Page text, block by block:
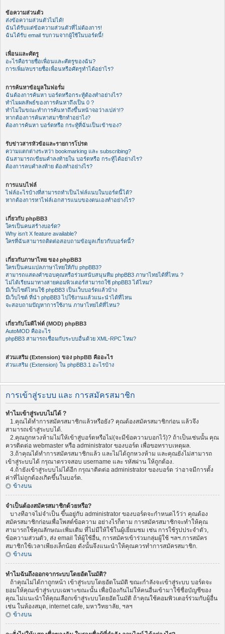
ข้อความส่วนตัว
ส่งข้อความส่วนตัวไม่ได้!
ฉันได้รับแต่ข้อความส่วนตัวที่ไม่ต้องการ!
ฉันได้รับ email รบกวนจากผู้ใช้ในบอร์ดนี้!
เพื่อนและศัตรู
อะไรคือรายชื่อเพื่อนและศัตรูของฉัน?
การเพิ่ม/ลบรายชื่อเพื่อนหรือศัตรูทำได้อย่าไร?
การค้นหาข้อมูลในฟอรั่ม
ฉันต้องการค้นหา บอร์ดหรือกระทู้ต้องทำอย่างไร?
ทำไมผลลัพธ์ของการค้นหาถึงเป็น 0 ?
ทำไมในขณะทำการค้นหาถึงขึ้นหน้าจอว่างเปล่า!?
หากต้องการค้นหาสมาชิกทำอย่าไง?
ต้องการค้นหา บอร์ดหรือ กระทู้ที่ฉันเป็นเข้าของ?
รับข่าวสารหัวข้อและรายการโปรด
ความแตกต่างระหว่า bookmarking และ subscribing?
ฉันสามารถเขียนคำลงท้ายใน บอร์ดหรือ กระทู้ได้อย่างไร?
ต้องการลบคำลงท้าย ต้องทำอย่างไร?
การแนบไฟล์
ไฟล์อะไรบ้างที่สามารถทำเป็นไฟล์แนบในบอร์ดนี้ได้?
หากต้องการหาไฟล์เอกสารแนบของตนเองทำอย่างไร?
เกี่ยวกับ phpBB3
ใครเป็นคนสร้างบอร์ด?
Why isn’t X feature available?
ใครที่ฉันสามารถติดต่อสอบถามข้อมูลเกี่ยวกับบอร์ดนี้?
เกี่ยวกับภาษาไทย ของ phpBB3
ใครเป็นคนแปลภาษาไทยให้กับ phpBB3?
สามารถแสดงคำขอบคุณหรือร่วมสนับสนุนทีม phpBB3 ภาษาไทยได้ที่ไหน ?
ไม่ได้เรียนมาทางสายคอมพิวเตอร์สามารถใช้ phpBB3 ได้ไหม?
มีเว็บไซต์ไหนใช้ phpBB3 เป็นเว็บบอร์ดแล้วบ้าง
มีเว็บไซต์ ที่นำ phpBB3 ไปใช้งานแล้วแนะนำได้ที่ไหน
จะสอบถามปัญหาการใช้งาน ภาษาไทยได้ที่ไหน?
เกี่ยวกับโมดิไฟด์ (MOD) phpBB3
AutoMOD คืออะไร
phpBB3 สามารถเชื่อมกับระบบอื่นด้วย XML-RPC ไหม?
ส่วนเสริม (Extension) ของ phpBB คืออะไร
ส่วนเสริม (Extension) ใน phpBB3.1 อะไรบ้าง
การเข้าสู่ระบบ และ การสมัครสมาชิก
ทำไมเข้าสู่ระบบไม่ได้ ?
1.คุณได้ทำการสมัครสมาชิกแล้วหรือยัง? คุณต้องสมัครสมาชิกก่อน แล้วจึง
สามารถเข้าสู่ระบบได้.
2.คุณถูกหวงห้ามไม่ให้เข้าสู่บอร์ดหรือไม่(จะมีข้อความบอกไว้)? ถ้าเป็นเช่นนั้น คุณ
ควรติดต่อ webmaster หรือ administrator ของบอร์ด เพื่อขอทราบเหตุผล.
3.ถ้าคุณได้ทำการสมัครสมาชิกแล้ว และไม่ได้ถูกหวงห้าม และคุณยังไม่สามารถ
เข้าสู่ระบบได้ กรุณาตรวจสอบ username และ รหัสผ่าน ให้ถูกต้อง.
4.ถ้ายังเข้าสู่ระบบไม่ได้อีก กรุณาติดต่อ administrator ของบอร์ด ว่าอาจมีการตั้ง
ค่าที่ไม่ถูกต้องเกิดขึ้นในบอร์ด.
ข้างบน
จำเป็นต้องสมัครสมาชิกด้วยหรือ?
บางทีอาจไม่จำเป็น ขึ้นอยู่กับ administrator ของบอร์ดจะกำหนดไว้ว่า คุณต้อง
สมัครสมาชิกก่อนเพื่อโพสต์ข้อความ อย่างไรก็ตาม การสมัครสมาชิกจะทำให้คุณ
สามารถใช้คุณลักษณะเพิ่มเติม ที่ไม่มีให้ใช้ในผู้เยี่ยมชม เช่น การใช้รูปประจำตัว,
ข้อความส่วนตัว, ส่ง email ให้ผู้ใช้อื่น, การสมัครเข้าร่วมกลุ่มผู้ใช้ ฯลฯ.การสมัคร
สมาชิกใช้เวลาเพียงเล็กน้อย ดังนั้นจึงแนะนำให้คุณควรทำการสมัครสมาชิก.
ข้างบน
ทำไมฉันถึงออกจากระบบโดยอัตโนมัติ?
ถ้าคุณไม่ได้กาถูกหน้า เข้าสู่ระบบโดยอัตโนมัติ ขณะกำลังจะเข้าสู่ระบบ บอร์ดจะ
ยอมให้คุณเข้าสู่ระบบเฉพาะขณะนั้น เพื่อป้องกันไม่ให้คนอื่นเข้ามาใช้ชื่อบัญชีของ
คุณ.ไม่แนะนำให้คุณเลือกเข้าสู่ระบบโดยอัตโนมัติ ถ้าคุณใช้คอมพิวเตอร์ร่วมกับผู้อื่น
เช่น ในห้องสมุด, internet cafe, มหาวิทยาลัย, ฯลฯ
ข้างบน